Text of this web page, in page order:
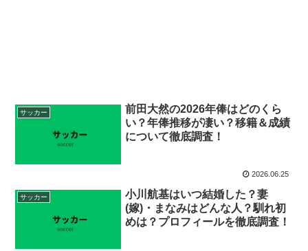
サッカー
前田大然の2026年俸はどのくら
い？年俸推移が凄い？移籍＆成績
について徹底調査！
2026.06.25
サッカー
小川航基はいつ結婚した？妻
(嫁)・まなみはどんな人？馴れ初
めは？プロフィールを徹底調査！